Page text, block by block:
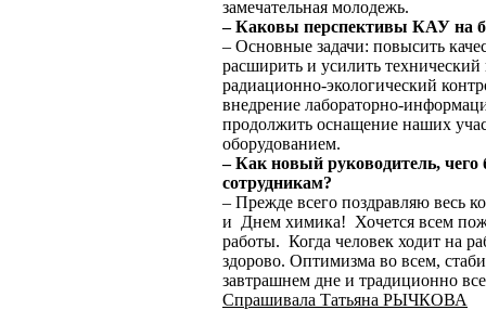
замечательная молодежь.
– Каковы перспективы КАУ на
– Основные задачи: повысить
расширить и усилить
радиационно-экологический
внедрение лабораторно-
продолжить оснащение наших
оборудованием.
– Как новый руководитель, чего
сотрудникам?
– Прежде всего поздравляю весь
и Днем химика! Хочется всем
работы. Когда человек ходит на
здорово. Оптимизма во всем,
завтрашнем дне и традиционно
Спрашивала Татьяна РЫЧКОВА